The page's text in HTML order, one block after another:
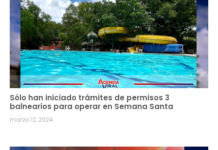
Sólo han iniciado trámites de permisos 3
balnearios para operar en Semana Santa
marzo 12, 2024